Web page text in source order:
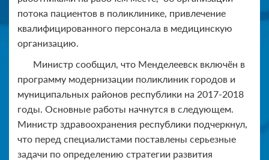
потока пациентов в поликлинике, привлечение
квалифицированного персонала в медицинскую
организацию.
Министр сообщил, что Менделеевск включён в
программу модернизации поликлиник городов и
муниципальных районов республики на 2017-2018
годы. Основные работы начнутся в следующем.
Министр здравоохранения республики подчеркнул,
что перед специалистами поставлены серьезные
задачи по определению стратегии развития